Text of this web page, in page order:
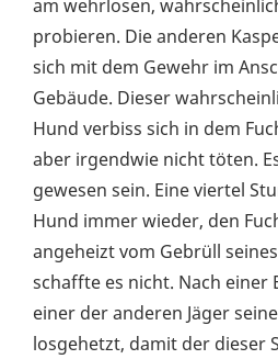
am wehrlosen,
probieren. Die anderen
sich mit dem Gewehr im
Gebäude. Dieser
Hund verbiss sich in dem
aber irgendwie nicht töten.
gewesen sein. Eine viertel
Hund immer wieder, den
angeheizt vom Gebrüll
schaffte es nicht. Nach einer
einer der anderen Jäger
losgehetzt, damit der dieser